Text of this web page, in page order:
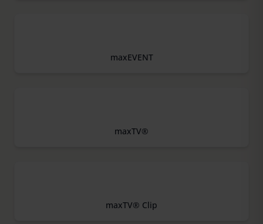
maxEVENT
maxTV®
maxTV® Clip